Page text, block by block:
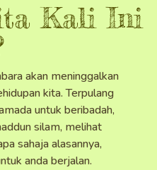
Kali Ini
akan meninggalkan
kita. Terpulang
untuk beribadah,
silam, melihat
sahaja alasannya,
anda berjalan.